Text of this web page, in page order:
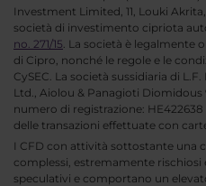
Investment Limited, 11, Louki
società di investimento cipriota
no. 271/15 . La società è
di Cipro, nonché le regole e le
CySEC. La società sussidiaria di
Ltd., Aiolou & Panagioti Diomidous
numero di registrazione:
delle transazioni effettuate con
I CFD con attività sottostante una
complessi, estremamente
speculativi e comportano un